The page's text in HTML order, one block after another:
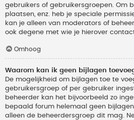
gebruikers of gebruikersgroepen. Om
plaatsen, enz. heb je speciale
kan je alleen van moderators of
ook degene met wie je hierover
Omhoog
Waarom kan ik geen bijlagen
De mogelijkheid om bijlagen toe te
gebruikersgroep of per gebruiker
beheerder kan het bijvoorbeeld zo
bepaald forum helemaal geen
alleen de beheerdersgroep dit mag.